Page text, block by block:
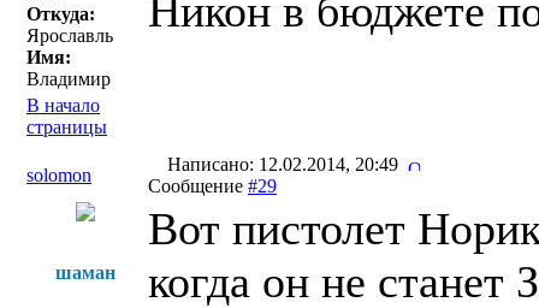
Откуда:
Ярославль
Имя:
Владимир
Никон в бюджете
В начало
страницы
solomon
Написано: 12.02.2014, 20:49
Сообщение #29
шаман
Вот пистолет
когда он не станет